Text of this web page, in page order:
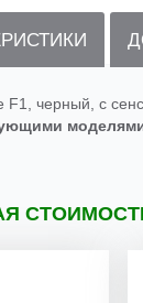
F1, черный, с